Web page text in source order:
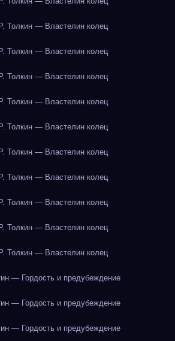
Толкин — Властелин колец
Толкин — Властелин колец
Толкин — Властелин колец
Толкин — Властелин колец
Толкин — Властелин колец
Толкин — Властелин колец
Толкин — Властелин колец
Толкин — Властелин колец
Толкин — Властелин колец
Толкин — Властелин колец
— Гордость и предубеждение
— Гордость и предубеждение
— Гордость и предубеждение